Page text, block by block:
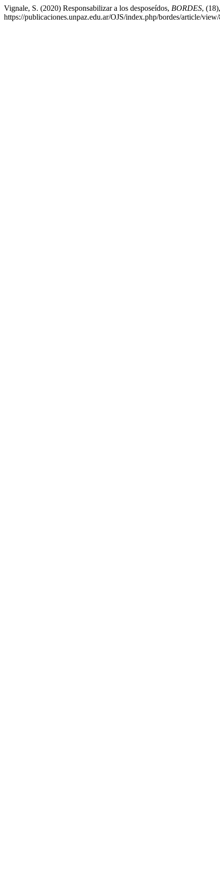
Vignale, S. (2020) Responsabilizar a los desposeídos, BORDES,
https://publicaciones.unpaz.edu.ar/OJS/index.php/bordes/article/